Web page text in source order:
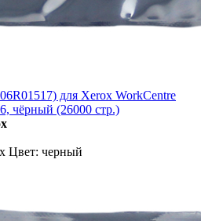
для Xerox WorkCentre
чёрный (26000 стр.)
Цвет: черный